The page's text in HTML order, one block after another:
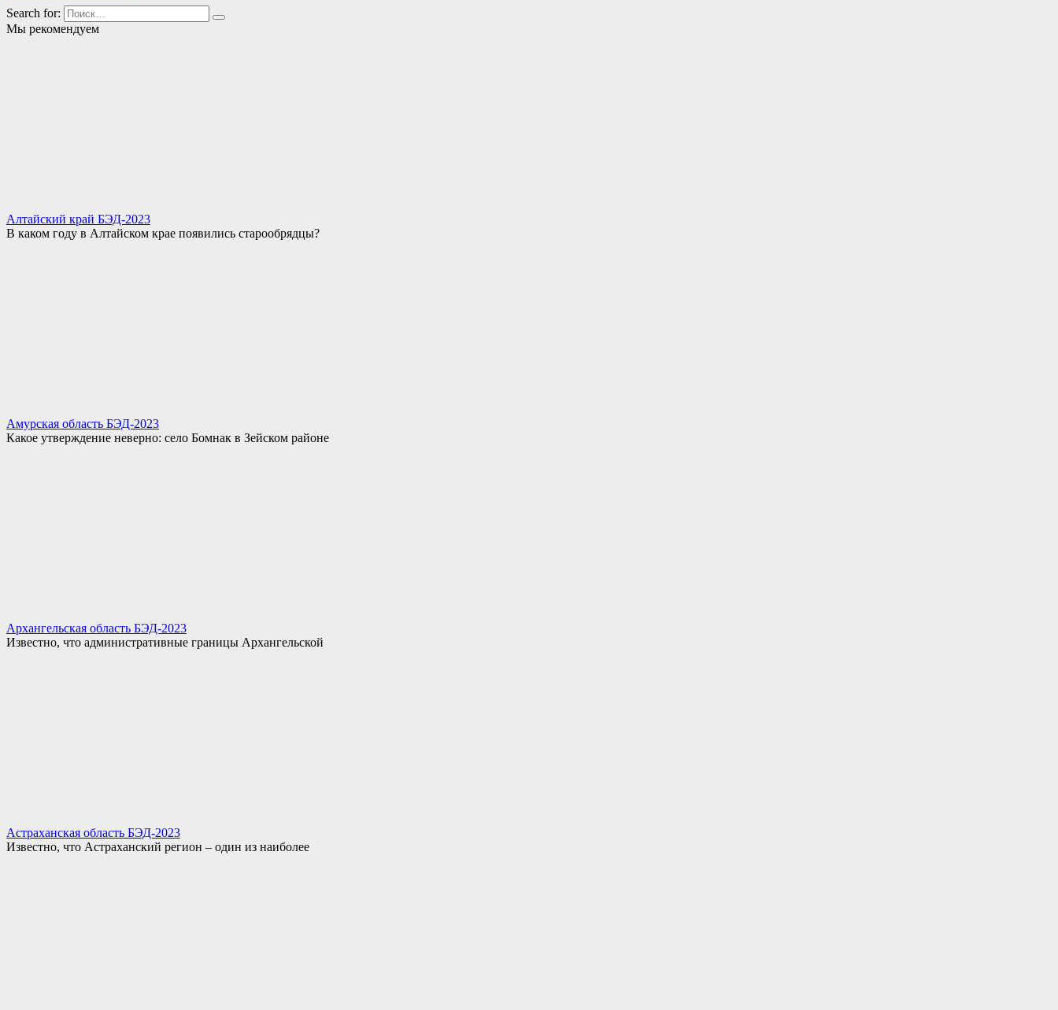
Search for:
Мы рекомендуем
Алтайский край БЭД-2023
В каком году в Алтайском крае появились старообрядцы?
Амурская область БЭД-2023
Какое утверждение неверно: село Бомнак в Зейском районе
Архангельская область БЭД-2023
Известно, что административные границы Архангельской
Астраханская область БЭД-2023
Известно, что Астраханский регион – один из наиболее